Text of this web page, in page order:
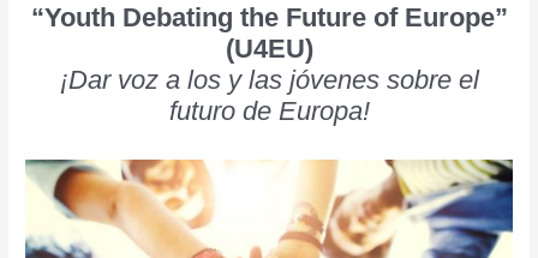
“Youth Debating the Future of Europe”
(U4EU)
¡Dar voz a los y las jóvenes sobre el
futuro de Europa!